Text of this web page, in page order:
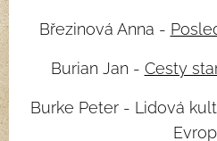
Březinová Anna -
Burian Jan - Cesty
Burke Peter - Lidová